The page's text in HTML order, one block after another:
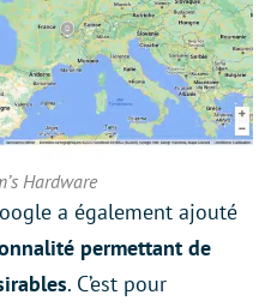
Hardware
a également ajouté
permettant de
. C’est pour